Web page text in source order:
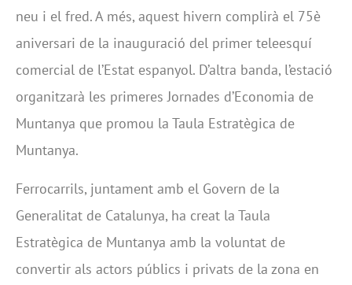
neu i el fred. A més, aquest hivern complirà el 75è
aniversari de la inauguració del primer teleesquí
comercial de l’Estat espanyol. D’altra banda, l’estació
organitzarà les primeres Jornades d’Economia de
Muntanya que promou la Taula Estratègica de
Muntanya.
Ferrocarrils, juntament amb el Govern de la
Generalitat de Catalunya, ha creat la Taula
Estratègica de Muntanya amb la voluntat de
convertir als actors públics i privats de la zona en